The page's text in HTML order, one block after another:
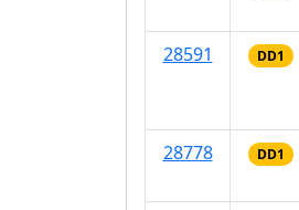
28591
DD1
28778
DD1